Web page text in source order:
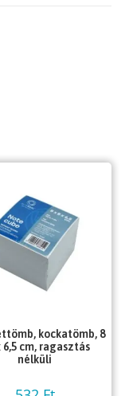
kockatömb, 8
6,5 cm, ragasztás
nélküli